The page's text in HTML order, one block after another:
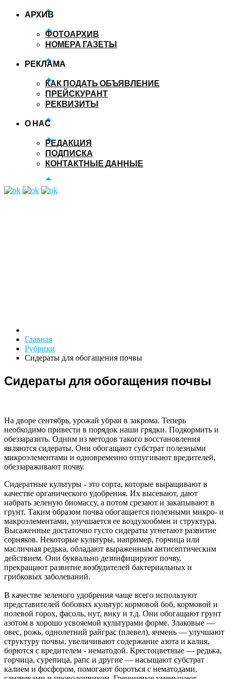
АРХИВ
ФОТОАРХИВ
НОМЕРА ГАЗЕТЫ
РЕКЛАМА
КАК ПОДАТЬ ОБЪЯВЛЕНИЕ
ПРЕЙСКУРАНТ
РЕКВИЗИТЫ
О НАС
РЕДАКЦИЯ
ПОДПИСКА
КОНТАКТНЫЕ ДАННЫЕ
Главная
Рубрики
Сидераты для обогащения почвы
Сидераты для обогащения почвы
На дворе сентябрь, урожай убран в закрома. Теперь
необходимо привести в порядок наши грядки. Подкормить и
обеззаразить. Одним из методов такого восстановления
являются сидераты. Они обогащают субстрат полезными
микроэлементами и одновременно отпугивают вредителей,
обеззараживают почву.
Сидератные культуры - это сорта, которые выращивают в
качестве органического удобрения. Их высевают, дают
набрать зеленую биомассу, а потом срезают и закапывают в
грунт. Таким образом почва обогащается полезными микро- и
макроэлементами, улучшается ее воздухообмен и структура.
Высаженные достаточно густо сидераты угнетают развитие
сорняков. Некоторые культуры, например, горчица или
масличная редька, обладают выраженным антисептическим
действием. Они буквально дезинфицируют почву,
прекращают развитие возбудителей бактериальных и
грибковых заболеваний.
В качестве зеленого удобрения чаще всего используют
представителей бобовых культур: кормовой боб, кормовой и
полевой горох, фасоль, нут, вику и т.д. Они обогащают грунт
азотом в хорошо усвояемой культурами форме. Злаковые —
овес, рожь, однолетний райграс (плевел), ячмень — улучшают
структуру почвы, увеличивают содержание азота и калия,
борются с вредителем - нематодой. Крестоцветные — редька,
горчица, сурепица, рапс и другие — насыщают субстрат
калием и фосфором, помогают бороться с нематодами,